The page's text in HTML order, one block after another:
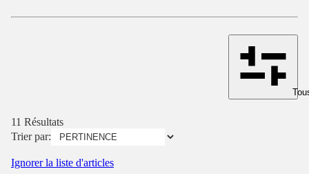
11 Résultats
Trier par:
Ignorer la liste d'articles